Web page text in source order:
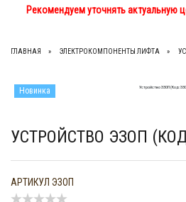
Рекомендуем уточнять актуальную
ГЛАВНАЯ ЭЛЕКТРОКОМПОНЕНТЫ ЛИФТА
Новинка
УСТРОЙСТВО ЭЗОП
АРТИКУЛ ЭЗОП